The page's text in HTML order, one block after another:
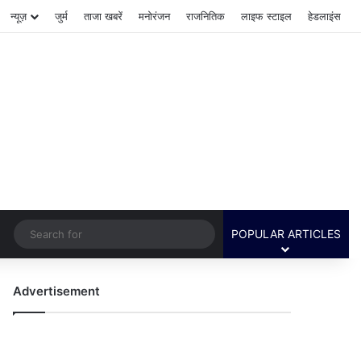
न्यूज़ जुर्म ताजा खबरें मनोरंजन राजनितिक लाइफ स्टाइल हेडलाइंस
Switch skin
Search
for
POPULAR ARTICLES
Advertisement